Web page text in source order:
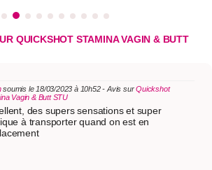
QUICKSHOT STAMINA VAGIN & BUTT
soumis le 18/03/2023 à 10h52 - Avis surQuickshot
Vagin & Butt STU
des supers sensations et super
à transporter quand on est en